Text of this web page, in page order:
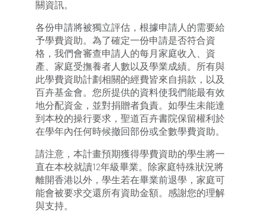
關資訊。
各份申請將被獨立評估，根據申請人的需要給
予學費資助。為了確定一份申請是否符合資
格，我們會審查申請人的每月家庭收入、資
產、家庭受撫養者人數以及學業成績。所有與
此學費資助計劃相關的經費皆來自捐款，以及
百卉基金會。您所提供的資料使我們能最有效
地分配資金，並對捐贈者負責。如學生未能達
到本校的操行要求，聖道百卉書院保留權利於
在學年內任何時候撤回部份或全數學費資助。
請注意，本計畫預期獲得學費資助的學生將一
直在本校就讀12年級畢業。除家庭特殊狀況將
離開香港以外，學生若在畢業前退學，家庭可
能會被要求交還所有資助金額。感謝您的理解
與支持。